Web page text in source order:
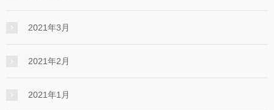
2021年3月
2021年2月
2021年1月